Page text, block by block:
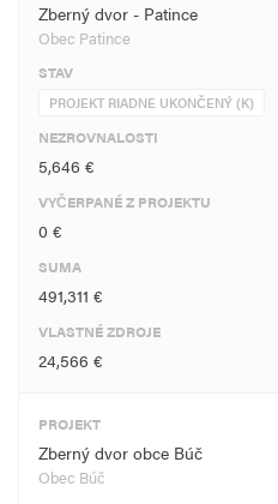
Zberný dvor - Patince
Obec Patince
STAV
PROJEKT RIADNE UKONČENÝ (K)
NEZROVNALOSTI
5,646 €
VYČERPANÉ Z PROJEKTU
0 €
SUMA
491,311 €
VLASTNÉ ZDROJE
24,566 €
PROJEKT
Zberný dvor obce Búč
Obec Búč